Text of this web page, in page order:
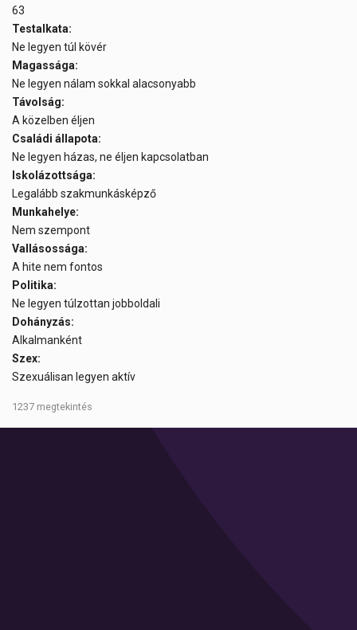
63
Testalkata:
Ne legyen túl kövér
Magassága:
Ne legyen nálam sokkal alacsonyabb
Távolság:
A közelben éljen
Családi állapota:
Ne legyen házas, ne éljen kapcsolatban
Iskolázottsága:
Legalább szakmunkásképző
Munkahelye:
Nem szempont
Vallásossága:
A hite nem fontos
Politika:
Ne legyen túlzottan jobboldali
Dohányzás:
Alkalmanként
Szex:
Szexuálisan legyen aktív
1237 megtekintés